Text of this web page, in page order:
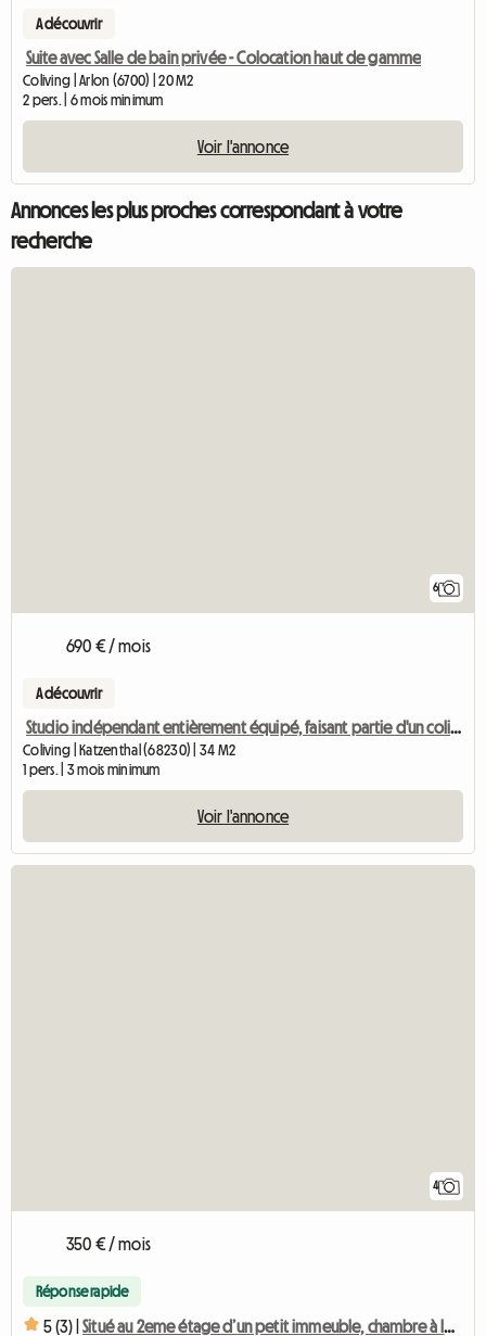
A découvrir
Suite avec Salle de bain privée - Colocation haut de gamme
Coliving | Arlon (6700) | 20 M2
2 pers. | 6 mois minimum
Voir l'annonce
Annonces les plus proches correspondant à votre
recherche
6
690 € / mois
A découvrir
Studio indépendant entièrement équipé, faisant partie d'un coliving biologique
Coliving | Katzenthal (68230) | 34 M2
1 pers. | 3 mois minimum
Voir l'annonce
4
350 € / mois
Réponse rapide
5 (3) | Situé au 2eme étage d’un petit immeuble, chambre à louer